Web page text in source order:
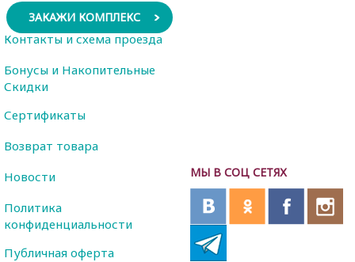
ЗАКАЖИ КОМПЛЕКС
МЫ В СОЦ СЕТЯХ
Контакты и схема проезда
Бонусы и Накопительные
Скидки
Сертификаты
Возврат товара
Новости
Политика
конфиденциальности
Публичная оферта